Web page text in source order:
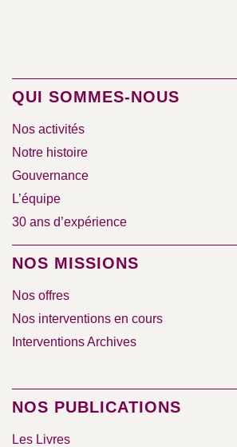
QUI SOMMES-NOUS
Nos activités
Notre histoire
Gouvernance
L’équipe
30 ans d’expérience
NOS MISSIONS
Nos offres
Nos interventions en cours
Interventions Archives
NOS PUBLICATIONS
Les Livres